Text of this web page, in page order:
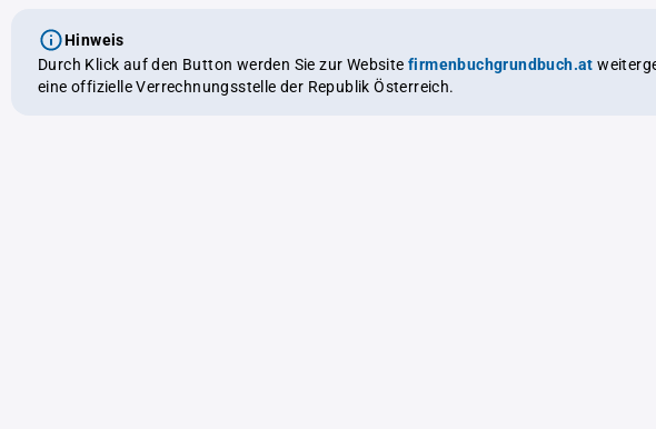
Hinweis
Durch Klick auf den Button werden Sie zur Website firmenbuchgrundbuch.at weitergeleitet,
eine offizielle Verrechnungsstelle der Republik Österreich.